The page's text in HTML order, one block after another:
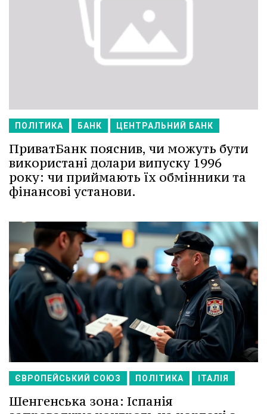
ПОЛІТИКА БАНК ЦЕНТРАЛЬНИЙ БАНК
ПриватБанк пояснив, чи можуть бути
використані долари випуску 1996
року: чи приймають їх обмінники та
фінансові установи.
ЄВРОПЕЙСЬКИЙ СОЮЗ ПОЛІТИКА ІТАЛІЯ
Шенгенська зона: Іспанія